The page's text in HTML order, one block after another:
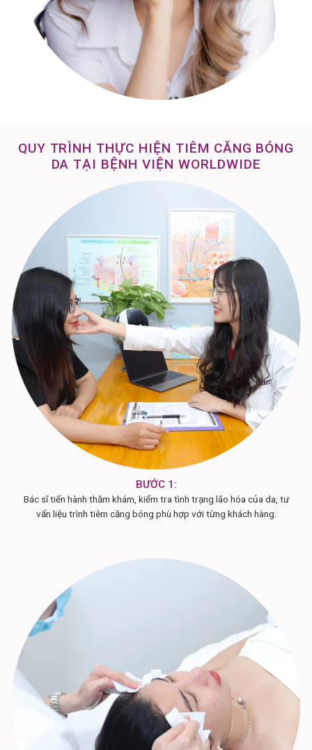
QUY TRÌNH THỰC HIỆN TIÊM CĂNG BÓNG
DA TẠI BỆNH VIỆN WORLDWIDE
BƯỚC 1:
Bác sĩ tiến hành thăm khám, kiểm tra tình trạng lão hóa của da, tư
vấn liệu trình tiêm căng bóng phù hợp với từng khách hàng.